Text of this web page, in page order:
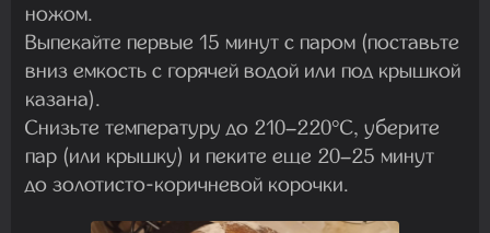
ножом.
Выпекайте первые 15 минут с паром (поставьте
вниз емкость с горячей водой или под крышкой
казана).
Снизьте температуру до 210–220°C, уберите
пар (или крышку) и пеките еще 20–25 минут
до золотисто-коричневой корочки.